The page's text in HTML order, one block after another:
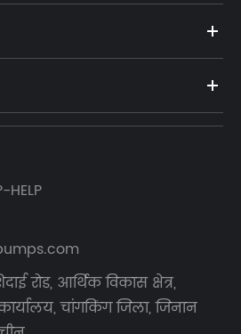
रोड, आर्थिक विकास क्षेत्र,
चांगकिंग जिला, जिनान